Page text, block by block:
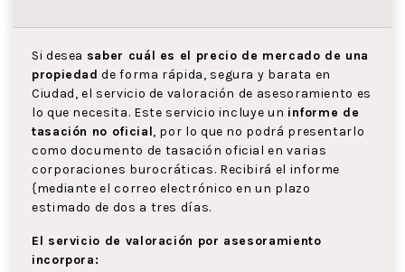
Si desea saber cuál es el precio de mercado de una
propiedad de forma rápida, segura y barata en
Ciudad, el servicio de valoración de asesoramiento es
lo que necesita. Este servicio incluye un informe de
tasación no oficial, por lo que no podrá presentarlo
como documento de tasación oficial en varias
corporaciones burocráticas. Recibirá el informe
{mediante el correo electrónico en un plazo
estimado de dos a tres días.
El servicio de valoración por asesoramiento
incorpora: